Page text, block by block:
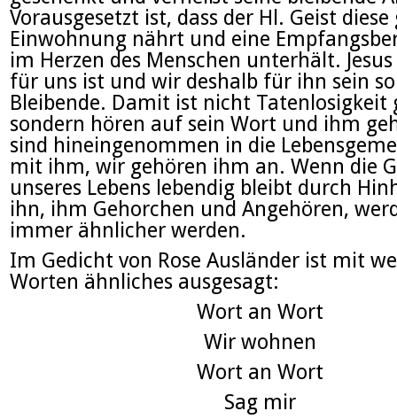
Vorausgesetzt ist, dass der Hl. Geist
Einwohnung nährt und eine
im Herzen des Menschen unterhält.
für uns ist und wir deshalb für ihn sein
Bleibende. Damit ist nicht Tatenlosigkeit
sondern hören auf sein Wort und ihm
sind hineingenommen in die
mit ihm, wir gehören ihm an. Wenn die
unseres Lebens lebendig bleibt durch
ihn, ihm Gehorchen und Angehören,
immer ähnlicher werden.
Im Gedicht von Rose Ausländer ist mit
Worten ähnliches ausgesagt:
Wort an Wort
Wir wohnen
Wort an Wort
Sag mir